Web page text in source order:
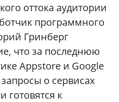
оттока аудитории
программного
Гринберг
что за последнюю
Appstore и Google
о сервисах
готовятся к